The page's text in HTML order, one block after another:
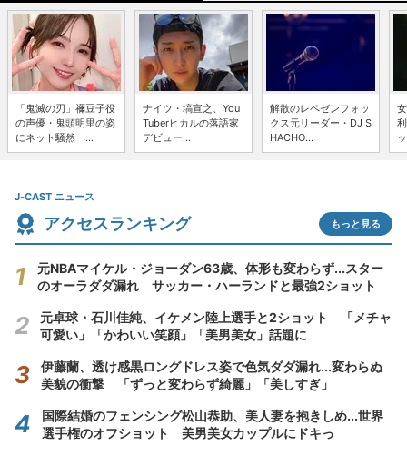
「鬼滅の刃」禰豆子役
の声優・鬼頭明里の姿
にネット騒然 ...
ナイツ・塙宣之、You
Tuberヒカルの落語家
デビュー...
解散のレペゼンフォッ
クス元リーダー・DJ S
HACHO...
J-CAST ニュース
アクセスランキング もっと見る
元NBAマイケル・ジョーダン63歳、体形も変わらず...スター
のオーラダダ漏れ サッカー・ハーランドと最強2ショット
元卓球・石川佳純、イケメン陸上選手と2ショット 「メチャ
可愛い」「かわいい笑顔」「美男美女」話題に
伊藤蘭、透け感黒ロングドレス姿で色気ダダ漏れ...変わらぬ
美貌の衝撃 「ずっと変わらず綺麗」「美しすぎ」
国際結婚のフェンシング松山恭助、美人妻を抱きしめ...世界
選手権のオフショット 美男美女カップルにドキっ